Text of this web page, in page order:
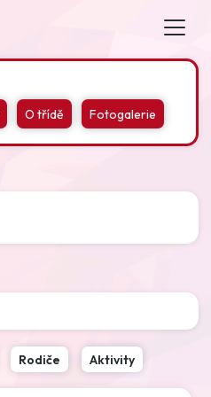
O třídě Fotogalerie
Rodiče Aktivity